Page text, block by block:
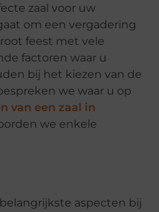
zaal voor uw
om een ​​vergadering
feest met vele
factoren waar u
bij het kiezen van de
we waar u op
van een zaal in
we enkele
aspecten bij